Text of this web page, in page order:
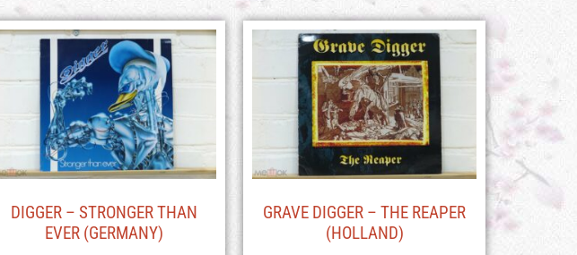
DIGGER – STRONGER THAN
EVER (GERMANY)
GRAVE DIGGER – THE REAPER
(HOLLAND)